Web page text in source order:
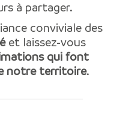
à partager.
conviviale des
et laissez-vous
qui font
notre territoire.